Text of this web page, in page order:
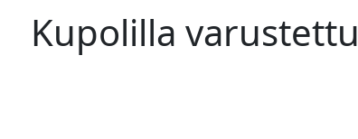
Kupolilla varustettu